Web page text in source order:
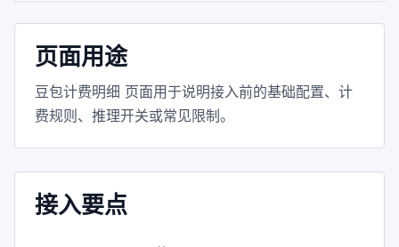
页面用途
豆包计费明细 页面用于说明接入前的基础配置、计
费规则、推理开关或常见限制。
接入要点